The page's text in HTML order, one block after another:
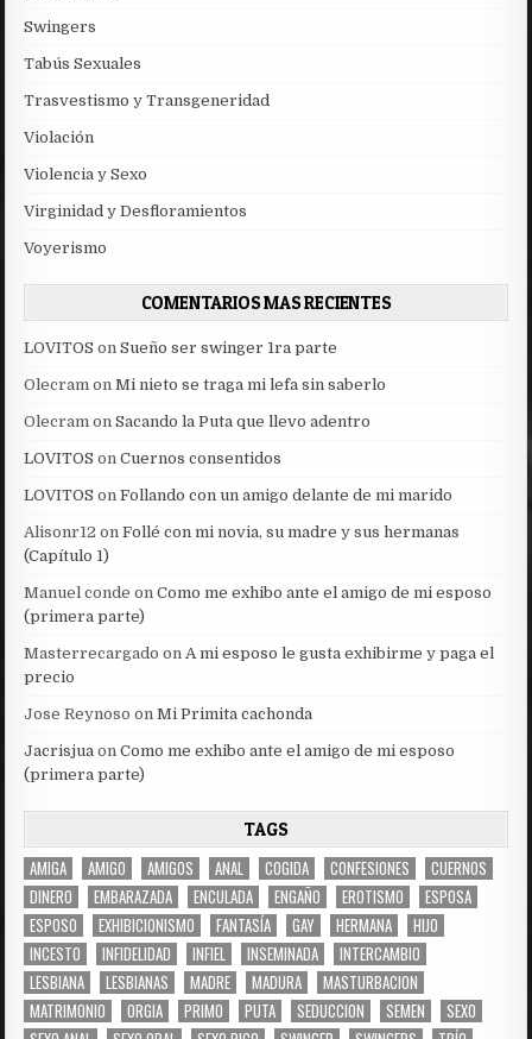
Swingers
Tabús Sexuales
Trasvestismo y Transgeneridad
Violación
Violencia y Sexo
Virginidad y Desfloramientos
Voyerismo
COMENTARIOS MAS RECIENTES
LOVITOS onSueño ser swinger 1ra parte
Olecram onMi nieto se traga mi lefa sin saberlo
Olecram onSacando la Puta que llevo adentro
LOVITOS onCuernos consentidos
LOVITOS onFollando con un amigo delante de mi marido
Alisonr12 onFollé con mi novia, su madre y sus hermanas
(Capítulo 1)
Manuel conde onComo me exhibo ante el amigo de mi esposo
(primera parte)
Masterrecargado on A mi esposo le gusta exhibirme y paga el
precio
Jose Reynoso onMi Primita cachonda
Jacrisjua onComo me exhibo ante el amigo de mi esposo
(primera parte)
TAGS
AMIGA AMIGO AMIGOS ANAL COGIDA CONFESIONES
CUERNOS
DINERO
EMBARAZADA ENCULADA ENGAÑO EROTISMO
ESPOSA
ESPOSO
EXHIBICIONISMO FANTASÍA GAY HERMANA
HIJO
INCESTO
INFIDELIDAD INFIEL INSEMINADA
INTERCAMBIO
LESBIANA
LESBIANAS MADRE MADURA
MASTURBACION
MATRIMONIO
ORGIA PRIMO PUTA SEDUCCION SEMEN
SEXO